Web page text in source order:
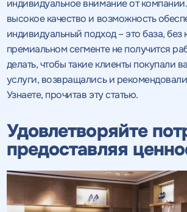
индивидуальное внимание от
высокое качество и возможность
индивидуальный подход – это база, без
премиальном сегменте не получится
делать, чтобы такие клиенты покупали
услуги, возвращались и
Узнаете, прочитав эту статью.
Удовлетворяйте
предоставляя